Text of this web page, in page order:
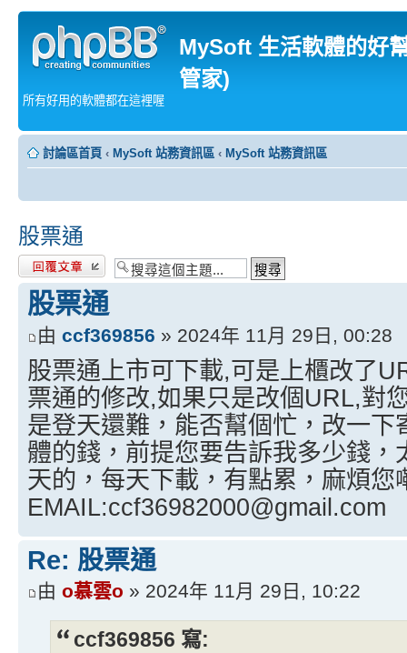
MySoft 生活軟體的好
管家)
所有好用的軟體都在這裡喔
討論區首頁 ‹ MySoft 站務資訊區 ‹ MySoft 站務資訊區
股票通
發表回覆
股票通
由 ccf369856 » 2024年 11月 29日, 00:28
股票通上市可下載,可是上櫃改了
票通的修改,如果只是改個URL,對
是登天還難，能否幫個忙，改一下
體的錢，前提您要告訴我多少錢，
天的，每天下載，有點累，麻煩您
EMAIL:ccf36982000@gmail.com
Re: 股票通
由 o慕雲o » 2024年 11月 29日, 10:22
ccf369856 寫: